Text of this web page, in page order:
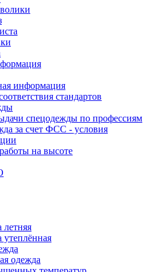
информация
стандартов
спецодежды по профессиям
за счет ФСС - условия
на высоте
летняя
утеплённая
одежда